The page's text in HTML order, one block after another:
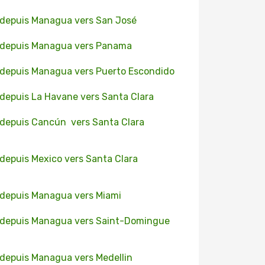
Managua vers San José
Managua vers Panama
Managua vers Puerto Escondido
La Havane vers Santa Clara
Cancún vers Santa Clara
Mexico vers Santa Clara
Managua vers Miami
Managua vers Saint-Domingue
Managua vers Medellin